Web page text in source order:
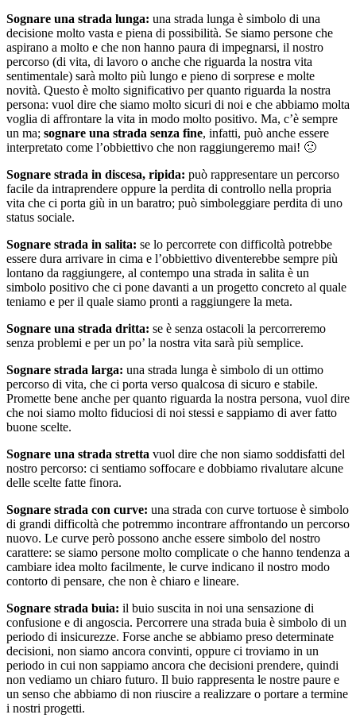
Sognare una strada lunga: una strada lunga è simbolo di una
decisione molto vasta e piena di possibilità. Se siamo persone che
aspirano a molto e che non hanno paura di impegnarsi, il nostro
percorso (di vita, di lavoro o anche che riguarda la nostra vita
sentimentale) sarà molto più lungo e pieno di sorprese e molte
novità. Questo è molto significativo per quanto riguarda la nostra
persona: vuol dire che siamo molto sicuri di noi e che abbiamo molta
voglia di affrontare la vita in modo molto positivo. Ma, c’è sempre
un ma; sognare una strada senza fine, infatti, può anche essere
interpretato come l’obbiettivo che non raggiungeremo mai! 🙁
Sognare strada in discesa, ripida: può rappresentare un percorso
facile da intraprendere oppure la perdita di controllo nella propria
vita che ci porta giù in un baratro; può simboleggiare perdita di uno
status sociale.
Sognare strada in salita: se lo percorrete con difficoltà potrebbe
essere dura arrivare in cima e l’obbiettivo diventerebbe sempre più
lontano da raggiungere, al contempo una strada in salita è un
simbolo positivo che ci pone davanti a un progetto concreto al quale
teniamo e per il quale siamo pronti a raggiungere la meta.
Sognare una strada dritta: se è senza ostacoli la percorreremo
senza problemi e per un po’ la nostra vita sarà più semplice.
Sognare strada larga: una strada lunga è simbolo di un ottimo
percorso di vita, che ci porta verso qualcosa di sicuro e stabile.
Promette bene anche per quanto riguarda la nostra persona, vuol dire
che noi siamo molto fiduciosi di noi stessi e sappiamo di aver fatto
buone scelte.
Sognare una strada stretta vuol dire che non siamo soddisfatti del
nostro percorso: ci sentiamo soffocare e dobbiamo rivalutare alcune
delle scelte fatte finora.
Sognare strada con curve: una strada con curve tortuose è simbolo
di grandi difficoltà che potremmo incontrare affrontando un percorso
nuovo. Le curve però possono anche essere simbolo del nostro
carattere: se siamo persone molto complicate o che hanno tendenza a
cambiare idea molto facilmente, le curve indicano il nostro modo
contorto di pensare, che non è chiaro e lineare.
Sognare strada buia: il buio suscita in noi una sensazione di
confusione e di angoscia. Percorrere una strada buia è simbolo di un
periodo di insicurezze. Forse anche se abbiamo preso determinate
decisioni, non siamo ancora convinti, oppure ci troviamo in un
periodo in cui non sappiamo ancora che decisioni prendere, quindi
non vediamo un chiaro futuro. Il buio rappresenta le nostre paure e
un senso che abbiamo di non riuscire a realizzare o portare a termine
i nostri progetti.